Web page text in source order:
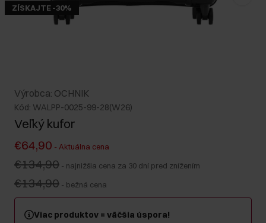
ZÍSKAJTE -30%
Výrobca: OCHNIK
Kód: WALPP-0025-99-28(W26)
Veľký kufor
€64,90 - Aktuálna cena
€134,90 - najnižšia cena za 30 dní pred znížením
€134,90 - bežná cena
Viac produktov = väčšia úspora!